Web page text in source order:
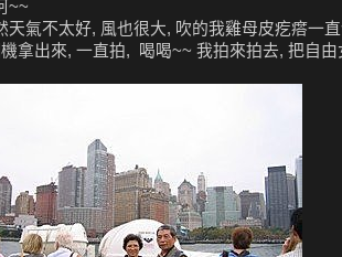
~~
氣不太好, 風也很大, 吹的我雞母皮疙瘩一
拿出來, 一直拍, 喝喝~~ 我拍來拍去, 把自